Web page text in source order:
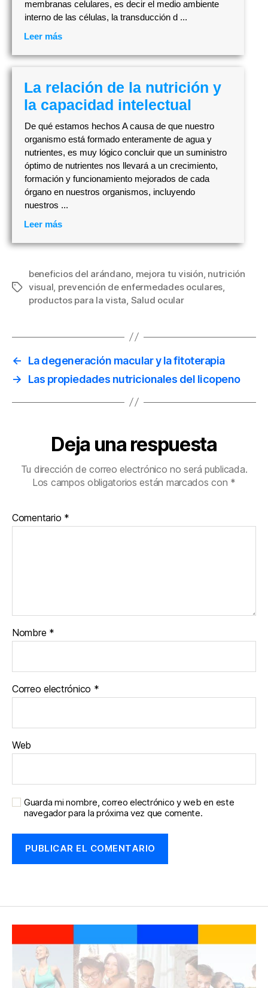
membranas celulares, es decir el medio ambiente
interno de las células, la transducción d ...
Leer más
La relación de la nutrición y
la capacidad intelectual
De qué estamos hechos A causa de que nuestro
organismo está formado enteramente de agua y
nutrientes, es muy lógico concluir que un suministro
óptimo de nutrientes nos llevará a un crecimiento,
formación y funcionamiento mejorados de cada
órgano en nuestros organismos, incluyendo
nuestros ...
Leer más
Etiquetas
beneficios del arándano mejora tu visión nutrición
visual prevención de enfermedades oculares
productos para la vista Salud ocular
←
La degeneración macular y la fitoterapia
→
Las propiedades nutricionales del licopeno
Deja una respuesta
Tu dirección de correo electrónico no será publicada.
Los campos obligatorios están marcados con *
Comentario *
Nombre *
Correo electrónico *
Web
Guarda mi nombre, correo electrónico y web en este
navegador para la próxima vez que comente.